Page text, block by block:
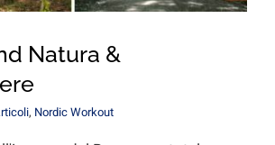
Natura &
, Nordic Workout